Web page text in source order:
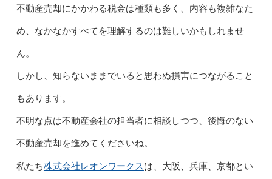
不動産売却にかかわる税金は種類も多く、内容も複雑なた
め、なかなかすべてを理解するのは難しいかもしれませ
ん。
しかし、知らないままでいると思わぬ損害につながること
もあります。
不明な点は不動産会社の担当者に相談しつつ、後悔のない
不動産売却を進めてくださいね。
私たち株式会社レオンワークスは、大阪、兵庫、京都とい